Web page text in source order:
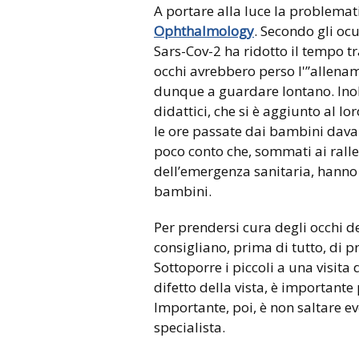
A portare alla luce la
Ophthalmology. Secondo gli
Sars-Cov-2 ha ridotto il tempo
occhi avrebbero perso
dunque a guardare lontano.
didattici, che si è aggiunto al
le ore passate dai bambini
poco conto che, sommati ai
dell’emergenza sanitaria,
bambini.
Per prendersi cura degli occhi
consigliano, prima di tutto, di
Sottoporre i piccoli a una visita
difetto della vista, è importante
Importante, poi, è non saltare
specialista.